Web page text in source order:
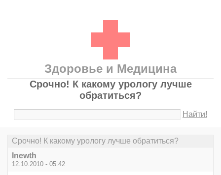
Здоровье и Медицина
Срочно! К какому урологу лучше
обратиться?
Найти!
Срочно! К какому урологу лучше обратиться?
Inewth
12.10.2010 - 05:42